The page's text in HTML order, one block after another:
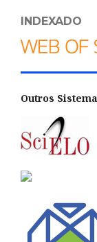
INDEXADO
Outros